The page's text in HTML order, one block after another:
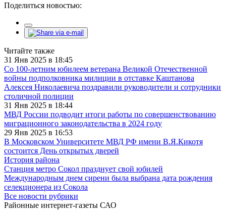
Поделиться новостью:
Читайте также
31 Янв 2025 в 18:45
Со 100-летним юбилеем ветерана Великой Отечественной
войны подполковника милиции в отставке Каштанова
Алексея Николаевича поздравили руководители и сотрудники
столичной полиции
31 Янв 2025 в 18:44
МВД России подводит итоги работы по совершенствованию
миграционного законодательства в 2024 году
29 Янв 2025 в 16:53
В Московском Университете МВД РФ имени В.Я.Кикотя
состоится День открытых дверей
История района
Станция метро Сокол празднует свой юбилей
Международным днем сирени была выбрана дата рождения
селекционера из Сокола
Все новости рубрики
Районные интернет-газеты САО